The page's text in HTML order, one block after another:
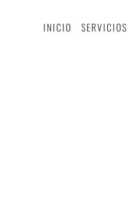
INICIO SERVICIOS